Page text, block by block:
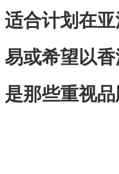
适合计划在
易或希望以
是那些重视